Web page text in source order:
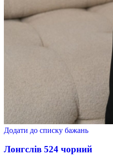
Додати до списку бажань
Лонгслів 524 чорний